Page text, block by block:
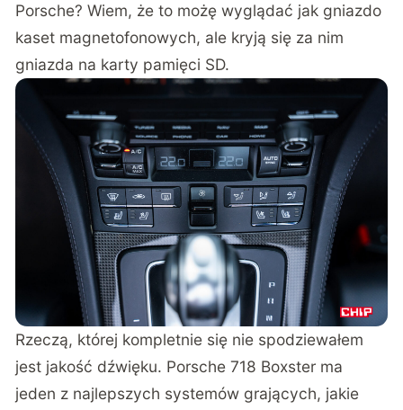
Porsche? Wiem, że to możę wyglądać jak gniazdo
kaset magnetofonowych, ale kryją się za nim
gniazda na karty pamięci SD.
Rzeczą, której kompletnie się nie spodziewałem
jest jakość dźwięku. Porsche 718 Boxster ma
jeden z najlepszych systemów grających, jakie